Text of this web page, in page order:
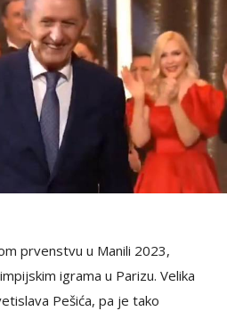
prvenstvu u Manili 2023,
igrama u Parizu. Velika
Pešića, pa je tako